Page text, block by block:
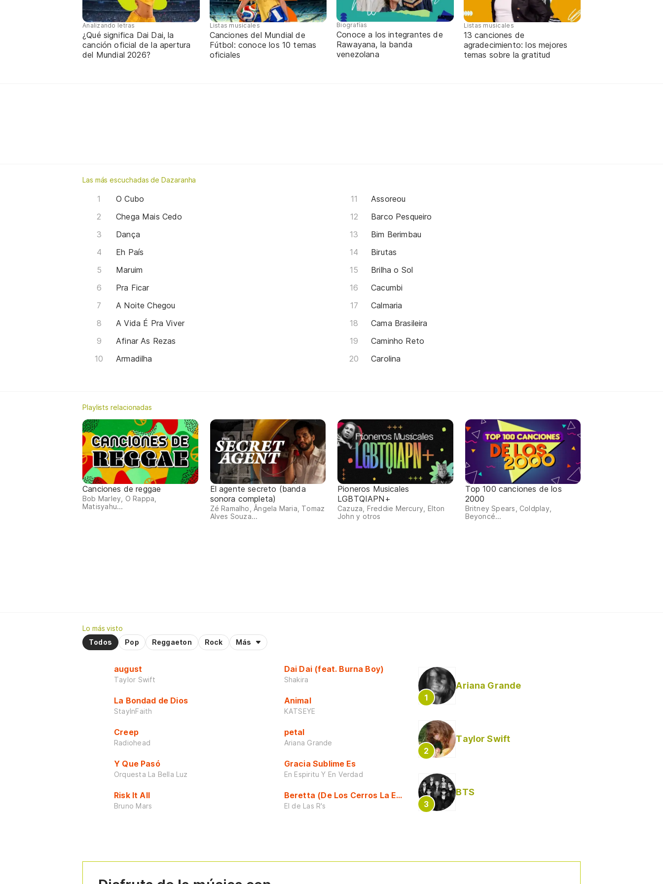
Analizando letras
¿Qué significa Dai Dai, la
canción oficial de la apertura
del Mundial 2026?
Listas musicales
Canciones del Mundial de
Fútbol: conoce los 10 temas
oficiales
Biografías
Conoce a los integrantes de
Rawayana, la banda
venezolana
Listas musicales
13 canciones de
agradecimiento: los mejores
temas sobre la gratitud
Las más escuchadas de Dazaranha
O Cubo
Chega Mais Cedo
Dança
Eh País
Maruim
Pra Ficar
A Noite Chegou
A Vida É Pra Viver
Afinar As Rezas
Armadilha
Assoreou
Barco Pesqueiro
Bim Berimbau
Birutas
Brilha o Sol
Cacumbi
Calmaria
Cama Brasileira
Caminho Reto
Carolina
Playlists relacionadas
Canciones de reggae
Bob Marley, O Rappa,
Matisyahu...
El agente secreto (banda
sonora completa)
Zé Ramalho, Ângela Maria, Tomaz
Alves Souza...
Pioneros Musicales
LGBTQIAPN+
Cazuza, Freddie Mercury, Elton
John y otros
Top 100 canciones de los
2000
Britney Spears, Coldplay,
Beyoncé...
Lo más visto
Todos
Pop Reggaeton Rock Más
august
Taylor Swift
La Bondad de Dios
StayInFaith
Creep
Radiohead
Y Que Pasó
Orquesta La Bella Luz
Risk It All
Bruno Mars
Dai Dai (feat. Burna Boy)
Shakira
Animal
KATSEYE
petal
Ariana Grande
Gracia Sublime Es
En Espiritu Y En Verdad
Beretta (De Los Cerros La Escuela)
El de Las R's
Ariana Grande
Taylor Swift
BTS